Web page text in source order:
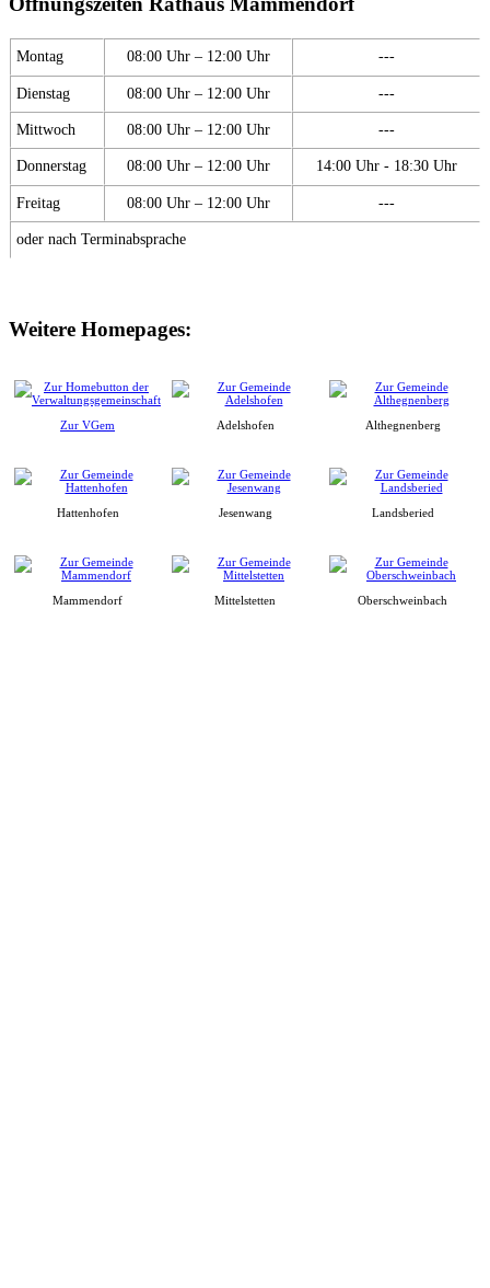
Montag 08:00 Uhr – 12:00 Uhr ---
Dienstag 08:00 Uhr – 12:00 Uhr ---
Mittwoch 08:00 Uhr – 12:00 Uhr ---
Donnerstag 08:00 Uhr – 12:00 Uhr 14:00 Uhr - 18:30 Uhr
Freitag 08:00 Uhr – 12:00 Uhr ---
oder nach Terminabsprache
Weitere Homepages:
Zur VGem Adelshofen Althegnenberg
Hattenhofen Jesenwang Landsberied
Mammendorf Mittelstetten Oberschweinbach